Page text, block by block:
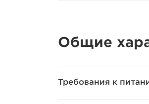
Общие
Требования к